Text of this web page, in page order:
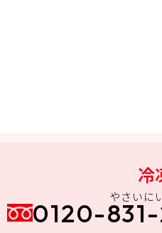
冷
0120-831-
やさいに